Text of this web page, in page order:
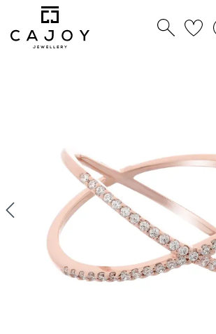
principal